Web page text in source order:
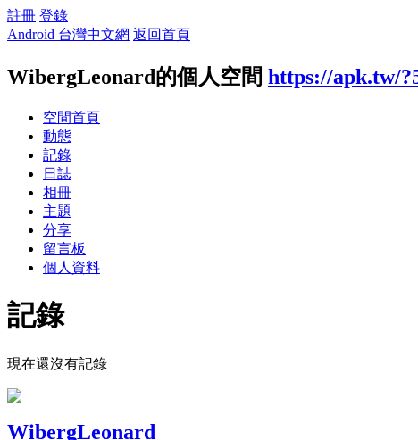
註冊 登錄
Android 台灣中文網 返回首頁
WibergLeonard的個人空間 https://apk.tw/
空間首頁
動態
記錄
日誌
相冊
主題
分享
留言板
個人資料
記錄
現在還沒有記錄
WibergLeonard